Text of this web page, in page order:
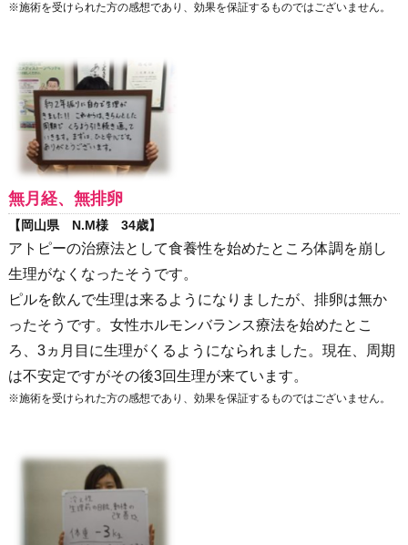
※施術を受けられた方の感想であり、効果を保証するものではございません。
無月経、無排卵
【岡山県 N.M様 34歳】
アトピーの治療法として食養性を始めたところ体調を崩し
生理がなくなったそうです。
ピルを飲んで生理は来るようになりましたが、排卵は無か
ったそうです。女性ホルモンバランス療法を始めたとこ
ろ、3ヵ月目に生理がくるようになられました。現在、周期
は不安定ですがその後3回生理が来ています。
※施術を受けられた方の感想であり、効果を保証するものではございません。